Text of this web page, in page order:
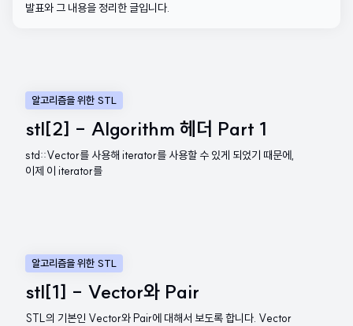
발표와 그 내용을 정리한 글입니다.
알고리즘을 위한 STL
stl[2] - Algorithm 헤더 Part 1
std::Vector를 사용해 iterator를 사용할 수 있게 되었기 때문에,
이제 이 iterator를
알고리즘을 위한 STL
stl[1] - Vector와 Pair
STL의 기본인 Vector와 Pair에 대해서 보도록 합니다. Vector